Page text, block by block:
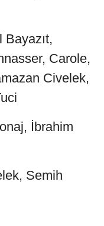
Carole,
Civelek,
İbrahim
Semih